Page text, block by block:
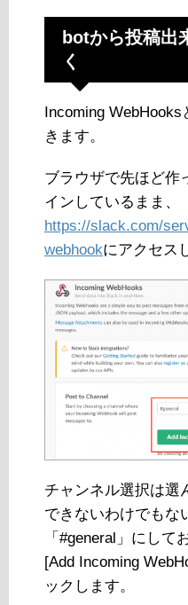
botから投稿出
く
Incoming
きます。
ブラウザで先ほど作
インしているまま、
https://slack.com/
webhookにアクセス
チャンネル選択は選
できないわけでもな
「#general」にして
[Add Incoming
ックします。